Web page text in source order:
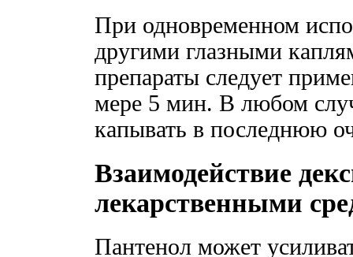
При одновременном
другими глазными
препараты следует
мере 5 мин. В любом
капывать в последнюю
Взаимодействие
лекарственными
Пантенол может